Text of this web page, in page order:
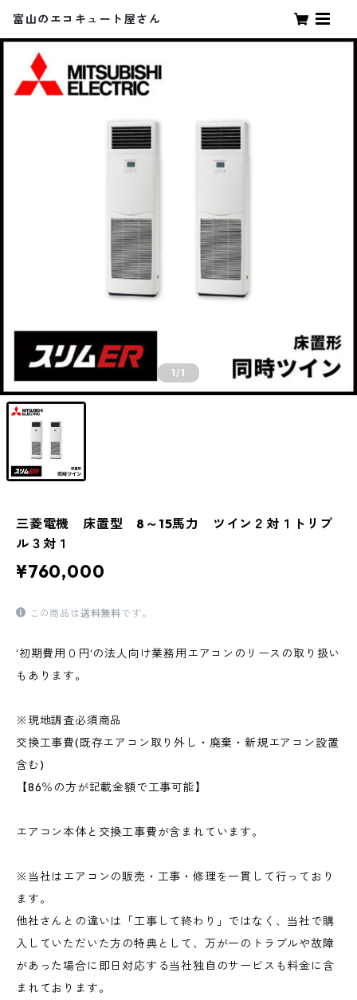
富山のエコキュート屋さん
1/1
三菱電機 床置型 8～15馬力 ツイン２対１トリプ
ル３対１
¥760,000
この商品は送料無料です。
‘初期費用０円‘の法人向け業務用エアコンのリースの取り扱い
もあります。
※現地調査必須商品
交換工事費(既存エアコン取り外し・廃棄・新規エアコン設置
含む)
【86％の方が記載金額で工事可能】
エアコン本体と交換工事費が含まれています。
※当社はエアコンの販売・工事・修理を一貫して行っており
ます。
他社さんとの違いは「工事して終わり」ではなく、当社で購
入していただいた方の特典として、万が一のトラブルや故障
があった場合に即日対応する当社独自のサービスも料金に含
まれております。